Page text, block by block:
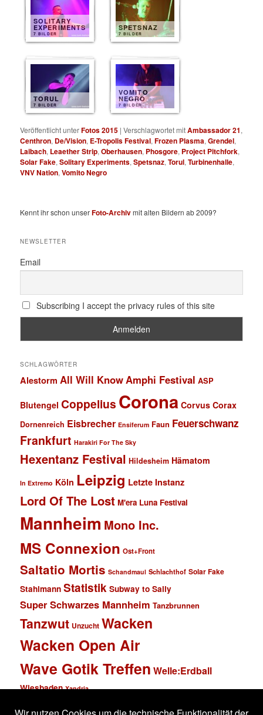
SOLITARY
EXPERIMENTS
7 BILDER
SPETSNAZ
7 BILDER
TORUL
7 BILDER
VOMITO
NEGRO
7 BILDER
Veröffentlicht unterFotos 2015 |Verschlagwortet mitAmbassador 21,
Centhron, De/Vision, E-Tropolis Festival,Frozen Plasma,Grendel,
Laibach, Leaether Strip,Oberhausen, Phosgore, Project Pitchfork,
Solar Fake,Solitary Experiments,Spetsnaz,Torul,Turbinenhalle,
VNV Nation,Vomito Negro
Kennt ihr schon unserFoto-Archivmit alten Bildern ab 2009?
NEWSLETTER
Email
Subscribing I accept the privacy rules of this site
SCHLAGWÖRTER
Alestorm All Will KnowAmphi Festival ASP
Blutengel Coppelius Corona Corvus Corax
Dornenreich Eisbrecher Ensiferum Faun Feuerschwanz
Frankfurt Harakiri For The Sky
Hexentanz Festival Hildesheim Hämatom
In Extremo Köln Leipzig Letzte Instanz
Lord Of The Lost M'era Luna Festival
Mannheim Mono Inc.
MS Connexion Ost+Front
Saltatio Mortis Schandmaul Schlachthof Solar Fake
Stahlmann Statistik Subway to Sally
Super Schwarzes Mannheim Tanzbrunnen
Tanzwut Unzucht Wacken
Wacken Open Air
Wave Gotik Treffen Welle:Erdball
Wiesbaden Xandria